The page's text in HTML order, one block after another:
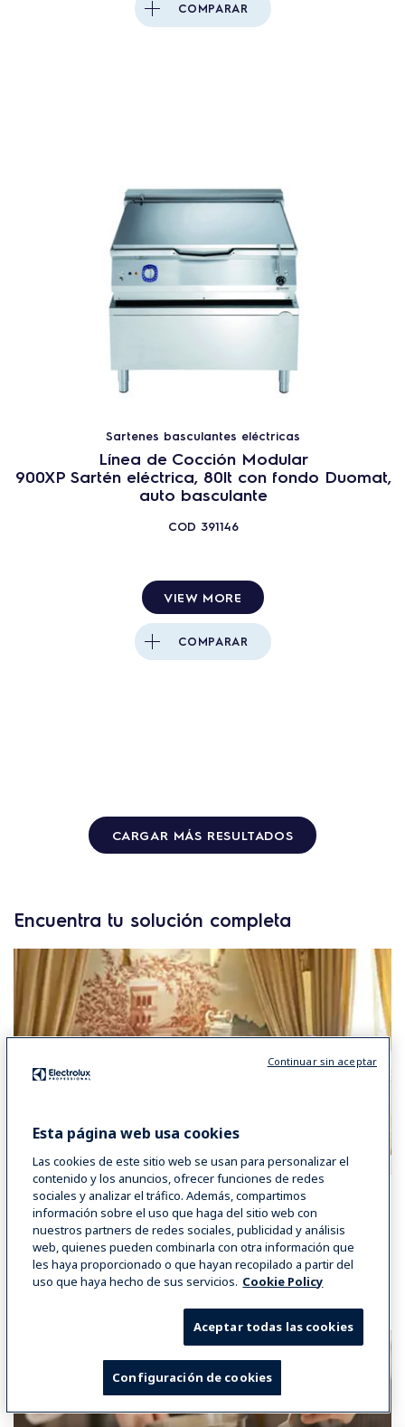
COMPARAR
Sartenes basculantes eléctricas
Línea de Cocción Modular
900XP Sartén eléctrica, 80lt con fondo Duomat,
auto basculante
COD 391146
VIEW MORE
COMPARAR
CARGAR MÁS RESULTADOS
Encuentra tu solución completa
Hostelería
Electrolux Professional tiene una solución completa capaz
de aumentar tu productividad y tu sostenibilidad.
SOLUCIONES PARA HOTEL
Esta página web usa cookies
Las cookies de este sitio web se usan para personalizar el
contenido y los anuncios, ofrecer funciones de redes
sociales y analizar el tráfico. Además, compartimos
información sobre el uso que haga del sitio web con
nuestros partners de redes sociales, publicidad y análisis
web, quienes pueden combinarla con otra información que
les haya proporcionado o que hayan recopilado a partir del
uso que haya hecho de sus servicios. Cookie Policy
Aceptar todas las cookies
Configuración de cookies
Continuar sin aceptar